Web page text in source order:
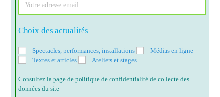
Choix des actualités
Spectacles, performances, installations
Médias en ligne
Textes et articles
Ateliers et stages
Consultez la page de politique de confidentialité de collecte des
données du site